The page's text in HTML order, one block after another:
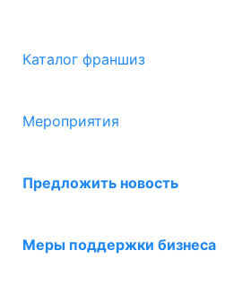
Каталог франшиз
Мероприятия
Предложить новость
Меры поддержки бизнеса